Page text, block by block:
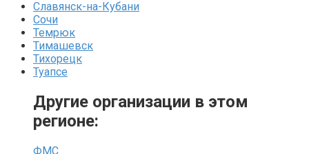
Славянск-на-Кубани
Сочи
Темрюк
Тимашевск
Тихорецк
Туапсе
Другие организации в этом
регионе:
ФМС